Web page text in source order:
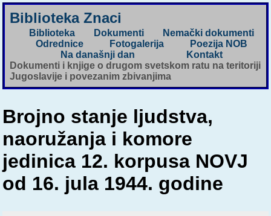
Biblioteka Znaci
Biblioteka Dokumenti
Nemački dokumenti
Odrednice
Fotogalerija
Poezija NOB
Na današnji dan
Kontakt
Dokumenti i knjige o drugom svetskom ratu na teritoriji
Jugoslavije i povezanim zbivanjima
Brojno stanje ljudstva,
naoružanja i komore
jedinica 12. korpusa NOVJ
od 16. jula 1944. godine